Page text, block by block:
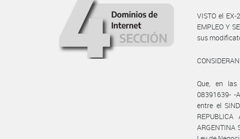
VISTO el
EMPLEO Y
sus
Que, en las
08391639- -
entre el
ARGENTINA